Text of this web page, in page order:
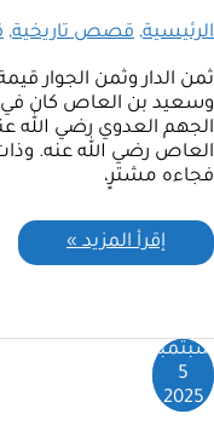
الرئيسية, قصص تاريخية,
ثمن الدار وثمن الجوار
وسعيد بن العاص كان في
الجهم العدوي رضي الله
العاص رضي الله عنه.
فجاءه مشترٍ،
إقرأ المزيد »
سبتمبر
5
2025